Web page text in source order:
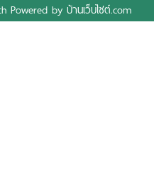
Powered by บ้านเว็บไซต์.com